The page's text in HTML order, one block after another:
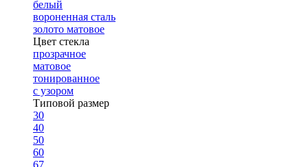
белый
вороненная сталь
золото матовое
Цвет стекла
прозрачное
матовое
тонированное
с узором
Типовой размер
30
40
50
60
67